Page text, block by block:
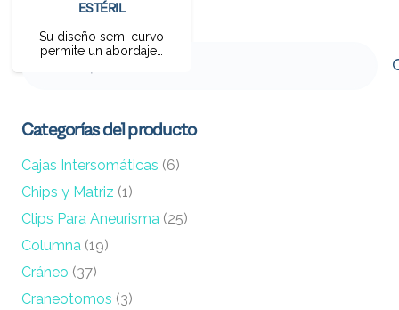
ESTÉRIL
Su diseño semi curvo
permite un abordaje…
Buscar
por:
Categorías del producto
Cajas Intersomáticas (6)
Chips y Matriz (1)
Clips Para Aneurisma (25)
Columna (19)
Cráneo (37)
Craneotomos (3)